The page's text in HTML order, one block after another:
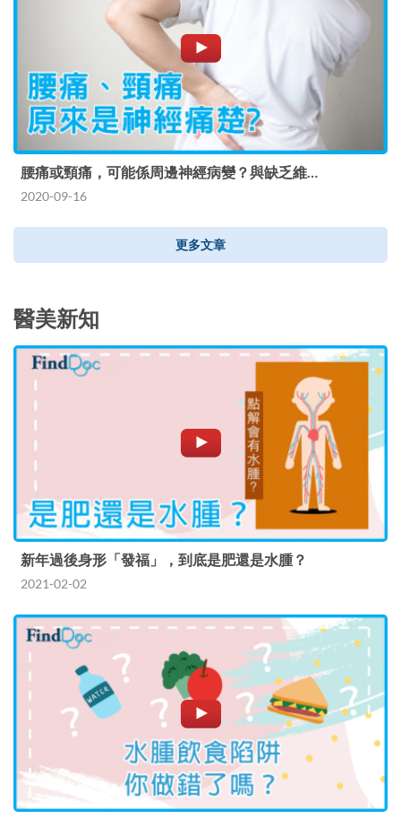
腰痛或頸痛，可能係周邊神經病變？與缺乏維…
2020-09-16
更多文章
醫美新知
新年過後身形「發福」，到底是肥還是水腫？
2021-02-02